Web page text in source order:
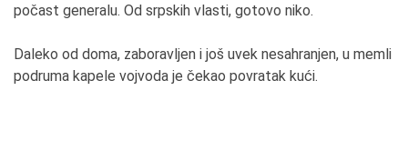
počast generalu. Od srpskih vlasti, gotovo niko.
Daleko od doma, zaboravljen i još uvek nesahranjen, u memli
podruma kapele vojvoda je čekao povratak kući.